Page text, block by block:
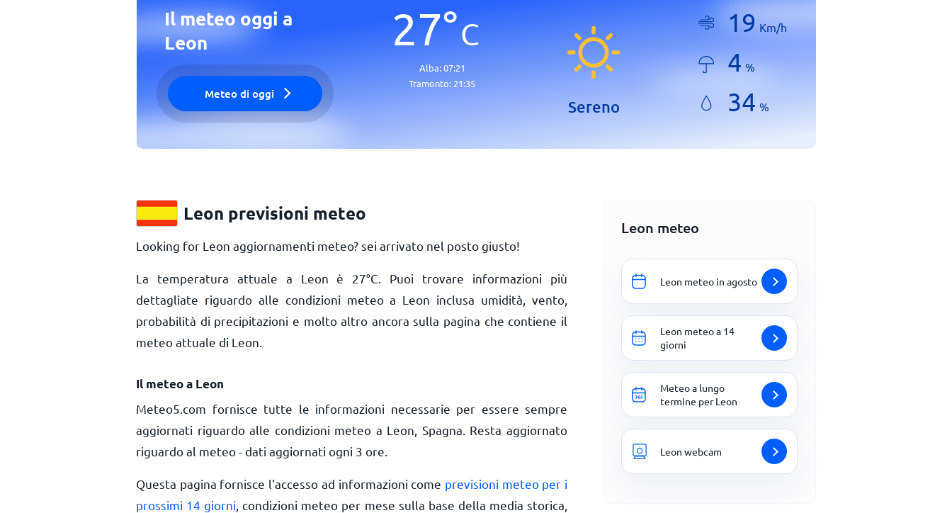
Il meteo oggi a
Leon
Meteo di oggi
27°C
Alba:07:21
Tramonto: 21:35
Sereno
19 Km/h
4 %
34 %
Leon previsioni meteo
Looking for Leon aggiornamenti meteo? sei arrivato nel posto giusto!
La temperatura attuale a Leon è 27°C . Puoi trovare informazioni più
dettagliate riguardo alle condizioni meteo a Leon inclusa umidità, vento,
probabilità di precipitazioni e molto altro ancora sulla pagina che contiene il
meteo attuale di Leon.
Il meteo a Leon
Meteo5.com fornisce tutte le informazioni necessarie per essere sempre
aggiornati riguardo alle condizioni meteo a Leon, Spagna. Resta aggiornato
riguardo al meteo - dati aggiornati ogni 3 ore.
Questa pagina fornisce l'accesso ad informazioni come previsioni meteo per i
prossimi 14 giorni , condizioni meteo per mese sulla base della media storica,
Leon meteo
Leon meteo in agosto
Leon meteo a 14
giorni
Meteo a lungo
termine per Leon
Leon webcam